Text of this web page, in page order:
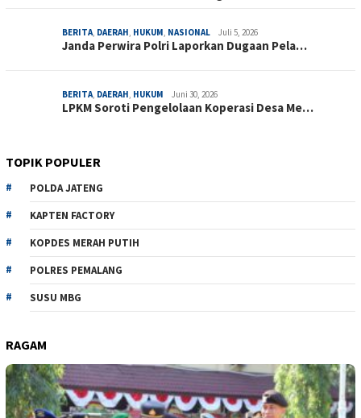
BERITA, DAERAH, HUKUM, NASIONAL Juli 5, 2026
Janda Perwira Polri Laporkan Dugaan Pela…
BERITA, DAERAH, HUKUM Juni 30, 2026
LPKM Soroti Pengelolaan Koperasi Desa Me…
TOPIK POPULER
POLDA JATENG
KAPTEN FACTORY
KOPDES MERAH PUTIH
POLRES PEMALANG
SUSU MBG
RAGAM